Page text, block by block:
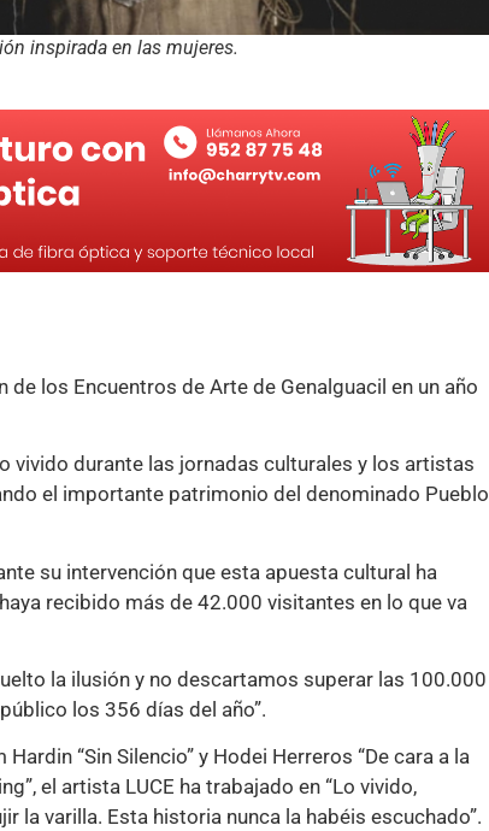
inspirada en las mujeres.
los Encuentros de Arte de Genalguacil en un año
vivido durante las jornadas culturales y los artistas
el importante patrimonio del denominado Pueblo
su intervención que esta apuesta cultural ha
recibido más de 42.000 visitantes en lo que va
la ilusión y no descartamos superar las 100.000
los 356 días del año”.
“Sin Silencio” y Hodei Herreros “De cara a la
el artista LUCE ha trabajado en “Lo vivido,
la varilla. Esta historia nunca la habéis escuchado”.